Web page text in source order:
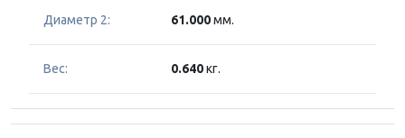
Диаметр 2: 61.000мм.
Вес: 0.640кг.